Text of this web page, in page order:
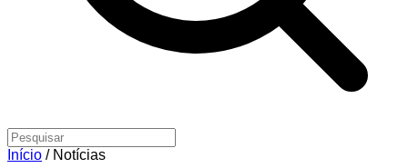
Início / Notícias